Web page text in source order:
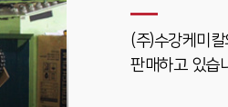
(주)수강케미
판매하고 있습